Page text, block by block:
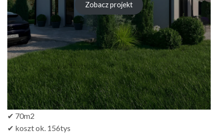
Zobacz projekt
✔ 70m2
✔ koszt ok. 156tys